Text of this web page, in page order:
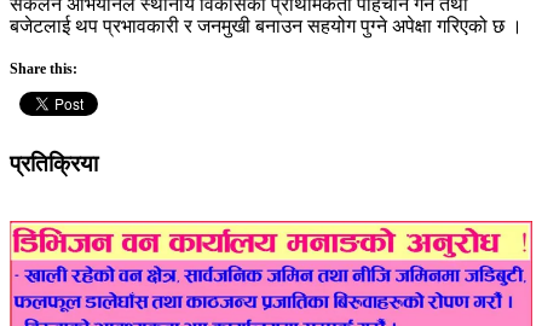
संकलन अभियानले स्थानीय विकासका प्राथमिकता पहिचान गर्न तथा
बजेटलाई थप प्रभावकारी र जनमुखी बनाउन सहयोग पुग्ने अपेक्षा गरिएको छ ।
Share this:
प्रतिक्रिया